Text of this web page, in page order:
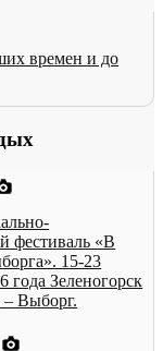
времен и до
фестиваль «В
15-23
года Зеленогорск
Выборг.